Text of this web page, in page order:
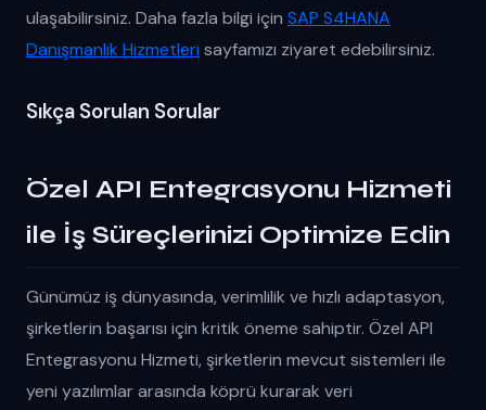
ulaşabilirsiniz. Daha fazla bilgi için SAP S4HANA
Danışmanlık Hizmetleri sayfamızı ziyaret edebilirsiniz.
Sıkça Sorulan Sorular
Özel API Entegrasyonu Hizmeti
ile İş Süreçlerinizi Optimize Edin
Günümüz iş dünyasında, verimlilik ve hızlı adaptasyon,
şirketlerin başarısı için kritik öneme sahiptir. Özel API
Entegrasyonu Hizmeti, şirketlerin mevcut sistemleri ile
yeni yazılımlar arasında köprü kurarak veri